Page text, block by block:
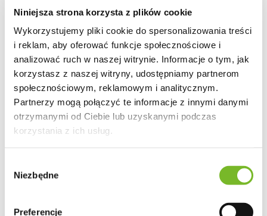
Niniejsza strona korzysta z plików cookie
Wykorzystujemy pliki cookie do spersonalizowania treści
i reklam, aby oferować funkcje społecznościowe i
analizować ruch w naszej witrynie. Informacje o tym, jak
korzystasz z naszej witryny, udostępniamy partnerom
społecznościowym, reklamowym i analitycznym.
Partnerzy mogą połączyć te informacje z innymi danymi
otrzymanymi od Ciebie lub uzyskanymi podczas
korzystania z ich usług.
zgody
Niezbędne
Preferencje